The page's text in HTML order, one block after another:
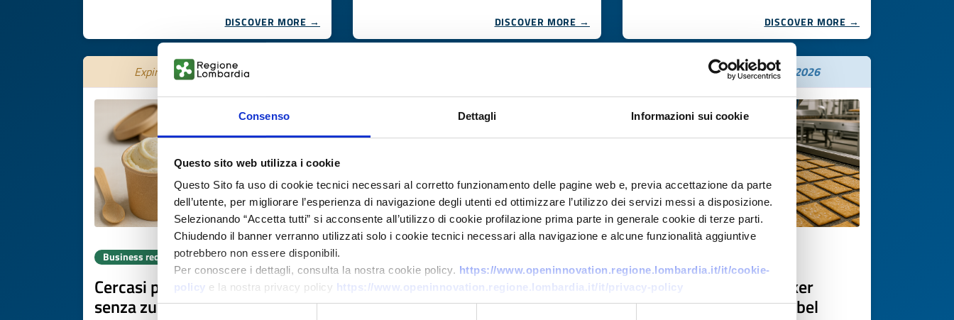
Consenso Dettagli Informazioni sui cookie
Questo sito web utilizza i cookie
Questo Sito fa uso di cookie tecnici necessari al corretto funzionamento delle pagine web e, previa accettazione da parte
dell’utente, per migliorare l’esperienza di navigazione degli utenti ed ottimizzare l’utilizzo dei servizi messi a disposizione.
Selezionando “Accetta tutti” si acconsente all’utilizzo di cookie profilazione prima parte in generale cookie di terze parti.
Chiudendo il banner verranno utilizzati solo i cookie tecnici necessari alla navigazione e alcune funzionalità aggiuntive
potrebbero non essere disponibili.
Per conoscere i dettagli, consulta la nostra cookie policy. https://www.openinnovation.regione.lombardia.it/it/cookie-
policy e la nostra privacy policy https://www.openinnovation.regione.lombardia.it/it/privacy-policy
DISCOVER MORE → DISCOVER MORE → DISCOVER MORE →
Expires on04 novembre 2026
Business request
Cercasi produttore per gelato
senza zuccheri aggiunti
Outsourcing alimentare per
private label
Expires on21 novembre 2026
Produttore UE di cracker
gourmet per private label